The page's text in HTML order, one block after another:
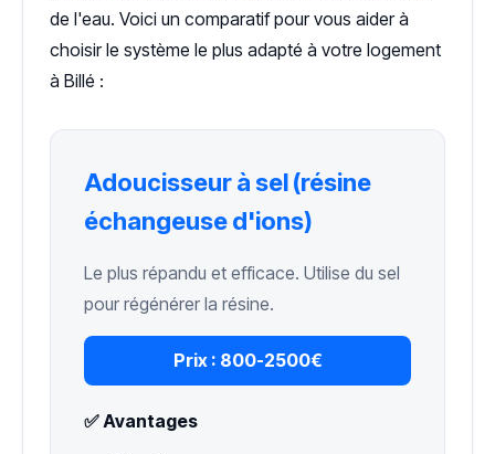
de l'eau. Voici un comparatif pour vous aider à
choisir le système le plus adapté à votre logement
à Billé :
Adoucisseur à sel (résine
échangeuse d'ions)
Le plus répandu et efficace. Utilise du sel
pour régénérer la résine.
Prix : 800-2500€
✅ Avantages